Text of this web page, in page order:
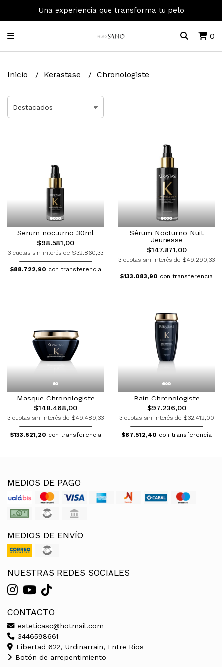
Una experiencia que transforma tu pelo
0
Inicio Kerastase Chronologiste
Serum nocturno 30ml
$98.581,00
3 cuotas sin interés de $32.860,33
$88.722,90 con transferencia
Sérum Nocturno Nuit
Jeunesse
$147.871,00
3 cuotas sin interés de $49.290,33
$133.083,90 con transferencia
Masque Chronologiste
$148.468,00
3 cuotas sin interés de $49.489,33
$133.621,20 con transferencia
Bain Chronologiste
$97.236,00
3 cuotas sin interés de $32.412,00
$87.512,40 con transferencia
MEDIOS DE PAGO
MEDIOS DE ENVÍO
NUESTRAS REDES SOCIALES
CONTACTO
esteticasc@hotmail.com
3446598661
Libertad 622, Urdinarrain, Entre Rios
Botón de arrepentimiento